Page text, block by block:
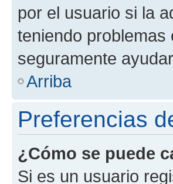
por el usuario si la
teniendo
seguramente
Arriba
Preferencias
¿Cómo se puede
Si es un usuario